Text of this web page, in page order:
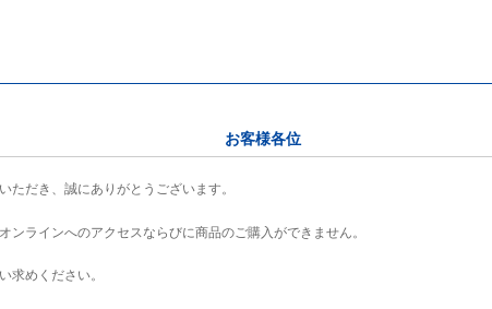
お客様各位
ただき、誠にありがとうございます。
ンラインへのアクセスならびに商品のご購入ができません。
求めください。